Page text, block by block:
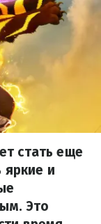
стать еще
яркие и
Это